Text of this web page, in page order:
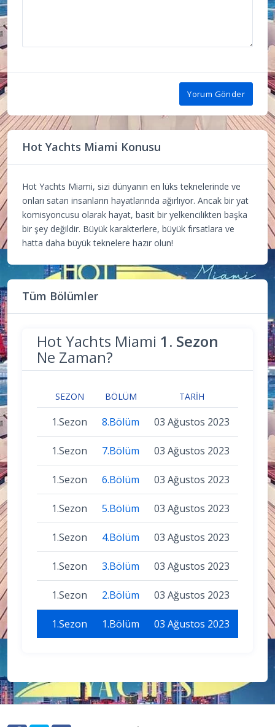
Yorum Gönder
Hot Yachts Miami Konusu
Hot Yachts Miami, sizi dünyanın en lüks teknelerinde ve
onları satan insanların hayatlarında ağırlıyor. Ancak bir yat
komisyoncusu olarak hayat, basit bir yelkencilikten başka
bir şey değildir. Büyük karakterlere, büyük fırsatlara ve
hatta daha büyük teknelere hazır olun!
Tüm Bölümler
Hot Yachts Miami 1. Sezon
Ne Zaman?
SEZON BÖLÜM TARIH
1.Sezon 8.Bölüm 03 Ağustos 2023
1.Sezon 7.Bölüm 03 Ağustos 2023
1.Sezon 6.Bölüm 03 Ağustos 2023
1.Sezon 5.Bölüm 03 Ağustos 2023
1.Sezon 4.Bölüm 03 Ağustos 2023
1.Sezon 3.Bölüm 03 Ağustos 2023
1.Sezon 2.Bölüm 03 Ağustos 2023
1.Sezon 1.Bölüm 03 Ağustos 2023